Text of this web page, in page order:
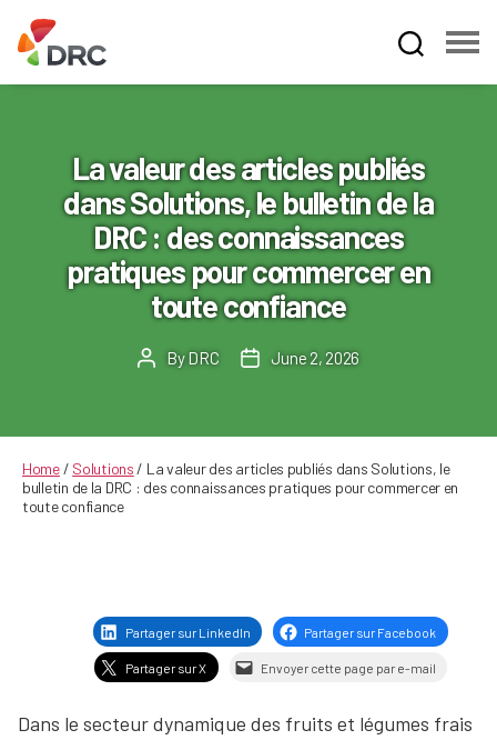
Dispute
Resolution
Corporation
La valeur des articles publiés
dans Solutions, le bulletin de la
DRC : des connaissances
pratiques pour commercer en
toute confiance
PostBy DRC
PostJune 2, 2026
Home/ Solutions / La valeur des articles publiés dans Solutions, le
bulletin de la DRC : des connaissances pratiques pour commercer en
toute confiance
Partager sur LinkedIn Partager sur Facebook
Partager sur X Envoyer cette page par e-mail
Dans le secteur dynamique des fruits et légumes frais